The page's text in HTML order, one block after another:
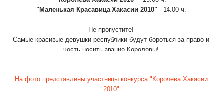
"Маленькая Красавица Хакасии 2010"- 14.00 ч.
Не пропустите!
Самые красивые девушки республики будут бороться за право и
честь носить звание Королевы!
На фото представлены участницы конкурса "Королева Хакасии
2010"